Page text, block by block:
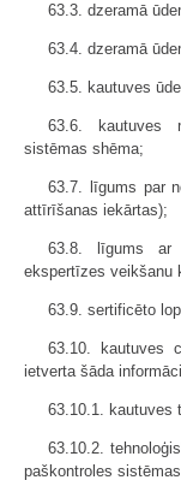
63.3. dzeramā
63.4. dzeramā
63.5. kautuves
63.6. kautuves
sistēmas shēma;
63.7. līgums par
attīrīšanas iekārtas);
63.8. līgums ar
ekspertīzes veikšanu
63.9. sertificēto
63.10. kautuves
ietverta šāda
63.10.1. kautuves
63.10.2.
paškontroles